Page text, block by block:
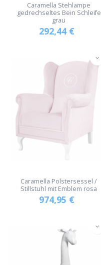
Caramella Stehlampe
gedrechseltes Bein Schleife
grau
292,44 €
Caramella Polstersessel /
Stillstuhl mit Emblem rosa
974,95 €